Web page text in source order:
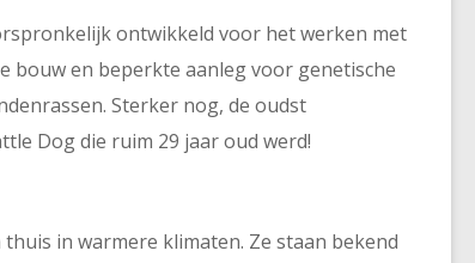
ontwikkeld voor het werken met
bouw en beperkte aanleg voor genetische
Sterker nog, de oudst
Dog die ruim 29 jaar oud werd!
in warmere klimaten. Ze staan bekend